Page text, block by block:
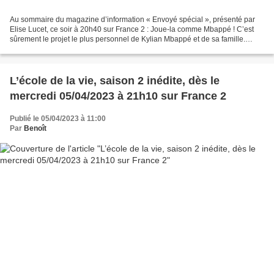
Au sommaire du magazine d’information « Envoyé spécial », présenté par
Elise Lucet, ce soir à 20h40 sur France 2 : Joue-la comme Mbappé ! C’est
sûrement le projet le plus personnel de Kylian Mbappé et de sa famille.
L’école de la vie, saison 2 inédite, dès le
mercredi 05/04/2023 à 21h10 sur France 2
Publié le 05/04/2023 à 11:00
Par Benoît